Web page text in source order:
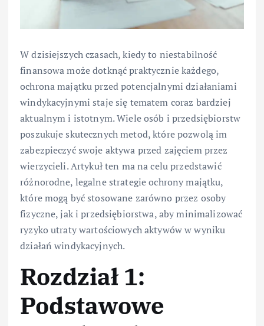
W dzisiejszych czasach, kiedy to niestabilność
finansowa może dotknąć praktycznie każdego,
ochrona majątku przed potencjalnymi działaniami
windykacyjnymi staje się tematem coraz bardziej
aktualnym i istotnym. Wiele osób i przedsiębiorstw
poszukuje skutecznych metod, które pozwolą im
zabezpieczyć swoje aktywa przed zajęciem przez
wierzycieli. Artykuł ten ma na celu przedstawić
różnorodne, legalne strategie ochrony majątku,
które mogą być stosowane zarówno przez osoby
fizyczne, jak i przedsiębiorstwa, aby minimalizować
ryzyko utraty wartościowych aktywów w wyniku
działań windykacyjnych.
Rozdział 1:
Podstawowe